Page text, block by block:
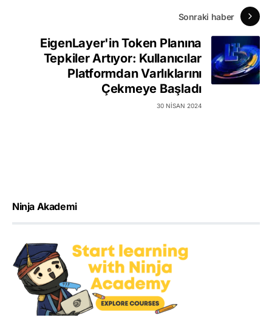
Sonraki haber
EigenLayer'in Token Planına
Tepkiler Artıyor: Kullanıcılar
Platformdan Varlıklarını
Çekmeye Başladı
30 NISAN 2024
Ninja Akademi